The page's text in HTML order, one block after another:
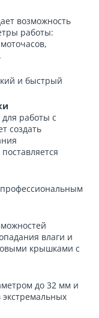
возможность
работы:
и быстрый
работы с
создать
влаги и
крышками с
до 32 мм и